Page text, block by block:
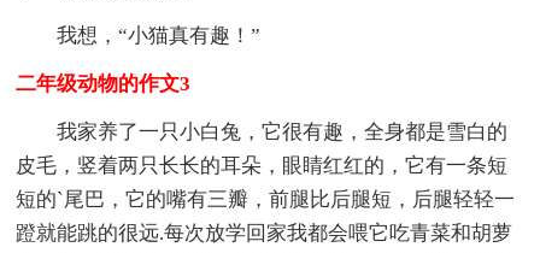
我想，“小猫真有趣！”
二年级动物的作文3
我家养了一只小白兔，它很有趣，全身都是雪白的
皮毛，竖着两只长长的耳朵，眼睛红红的，它有一条短
短的`尾巴，它的嘴有三瓣，前腿比后腿短，后腿轻轻一
蹬就能跳的很远.每次放学回家我都会喂它吃青菜和胡萝